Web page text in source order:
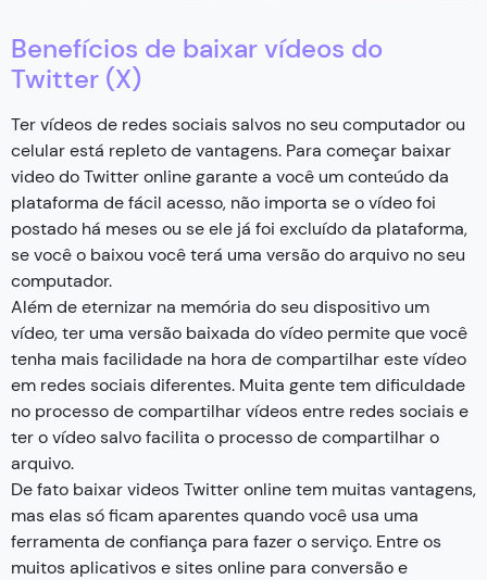
Benefícios de baixar vídeos do
Twitter (X)
Ter vídeos de redes sociais salvos no seu computador ou
celular está repleto de vantagens. Para começar baixar
video do Twitter online garante a você um conteúdo da
plataforma de fácil acesso, não importa se o vídeo foi
postado há meses ou se ele já foi excluído da plataforma,
se você o baixou você terá uma versão do arquivo no seu
computador.
Além de eternizar na memória do seu dispositivo um
vídeo, ter uma versão baixada do vídeo permite que você
tenha mais facilidade na hora de compartilhar este vídeo
em redes sociais diferentes. Muita gente tem dificuldade
no processo de compartilhar vídeos entre redes sociais e
ter o vídeo salvo facilita o processo de compartilhar o
arquivo.
De fato baixar videos Twitter online tem muitas vantagens,
mas elas só ficam aparentes quando você usa uma
ferramenta de confiança para fazer o serviço. Entre os
muitos aplicativos e sites online para conversão e